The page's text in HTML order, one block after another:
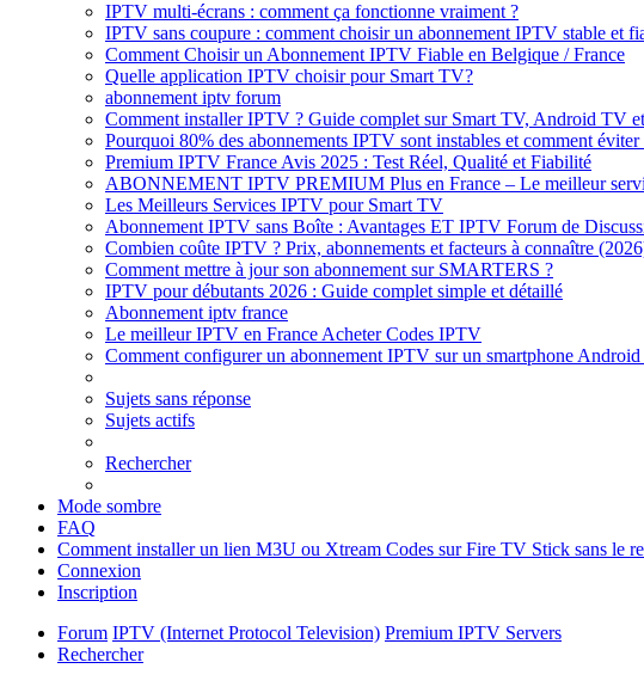
IPTV multi-écrans : comment ça fonctionne vraiment ?
IPTV sans coupure : comment choisir un abonnement IPTV stable et
Comment Choisir un Abonnement IPTV Fiable en Belgique / France
Quelle application IPTV choisir pour Smart TV?
abonnement iptv forum
Comment installer IPTV ? Guide complet sur Smart TV, Android TV
Pourquoi 80% des abonnements IPTV sont instables et comment éviter
Premium IPTV France Avis 2025 : Test Réel, Qualité et Fiabilité
ABONNEMENT IPTV PREMIUM Plus en France – Le meilleur
Les Meilleurs Services IPTV pour Smart TV
Abonnement IPTV sans Boîte : Avantages ET IPTV Forum de
Combien coûte IPTV ? Prix, abonnements et facteurs à connaître
Comment mettre à jour son abonnement sur SMARTERS ?
IPTV pour débutants 2026 : Guide complet simple et détaillé
Abonnement iptv france
Le meilleur IPTV en France Acheter Codes IPTV
Comment configurer un abonnement IPTV sur un smartphone Android
Sujets sans réponse
Sujets actifs
Rechercher
Mode sombre
FAQ
Comment installer un lien M3U ou Xtream Codes sur Fire TV Stick sans le
Connexion
Inscription
Forum IPTV (Internet Protocol Television) Premium IPTV Servers
Rechercher